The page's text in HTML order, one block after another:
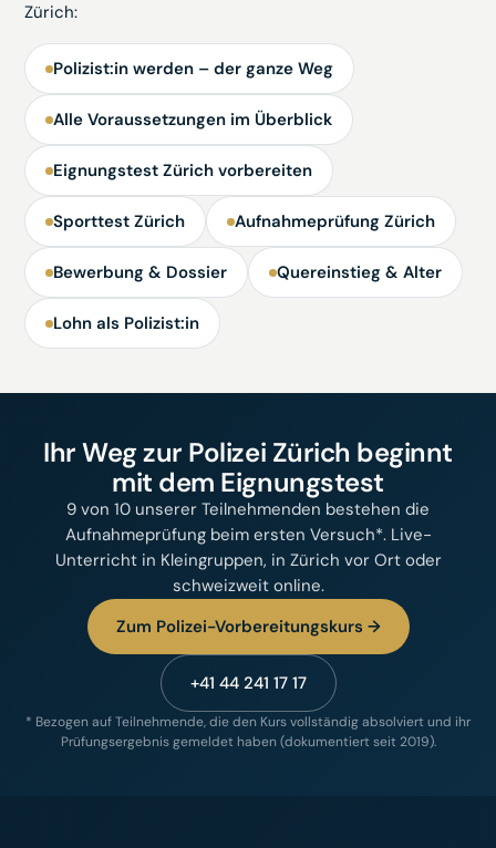
Zürich:
Polizist:in werden – der ganze Weg
Alle Voraussetzungen im Überblick
Eignungstest Zürich vorbereiten
Sporttest Zürich Aufnahmeprüfung Zürich
Bewerbung & Dossier Quereinstieg & Alter
Lohn als Polizist:in
Ihr Weg zur Polizei Zürich beginnt
mit dem Eignungstest
9 von 10 unserer Teilnehmenden bestehen die
Aufnahmeprüfung beim ersten Versuch*. Live-
Unterricht in Kleingruppen, in Zürich vor Ort oder
schweizweit online.
Zum Polizei-Vorbereitungskurs →
+41 44 241 17 17
* Bezogen auf Teilnehmende, die den Kurs vollständig absolviert und ihr
Prüfungsergebnis gemeldet haben (dokumentiert seit 2019).